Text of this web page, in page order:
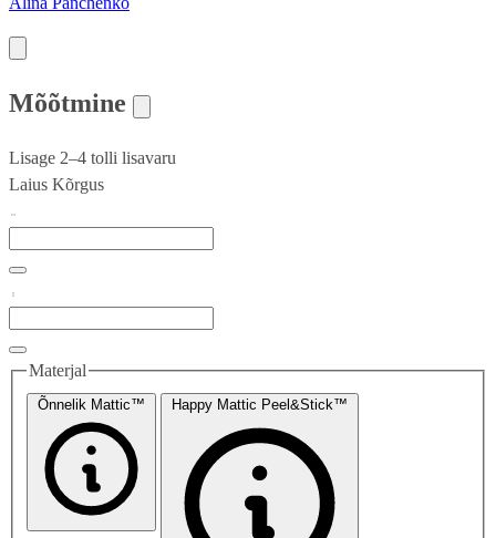
Mõõtmine
Lisage 2–4 tolli lisavaru
Laius Kõrgus
Materjal
Õnnelik Mattic™ Happy Mattic Peel&Stick™